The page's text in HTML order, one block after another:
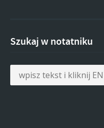
Szukaj w notatniku